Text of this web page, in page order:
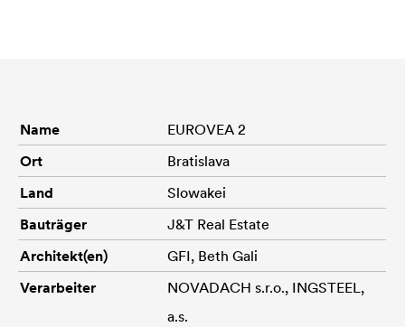
Name
EUROVEA 2
Ort
Bratislava
Land
Slowakei
Bauträger
J&T Real Estate
Architekt(en)
GFI, Beth Gali
Verarbeiter
NOVADACH s.r.o., INGSTEEL,
a.s.